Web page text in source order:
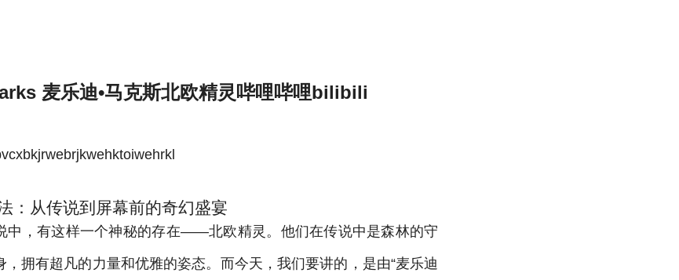
麦乐迪•马克斯北欧精灵哔哩哔哩bilibili
：从传说到屏幕前的奇幻盛宴
中，有这样一个神秘的存在——北欧精灵。他们在传说中是森林的守
，拥有超凡的力量和优雅的姿态。而今天，我们要讲的，是由“麦乐迪